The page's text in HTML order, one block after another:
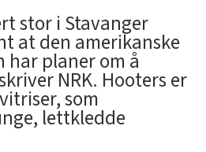
stor i Stavanger
at den amerikanske
har planer om å
NRK. Hooters er
som
lettkledde